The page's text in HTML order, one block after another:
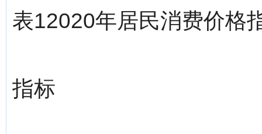
表12020年居民消费价格
指标